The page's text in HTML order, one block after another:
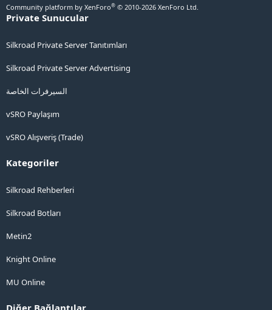
Community platform by XenForo® © 2010-2026 XenForo Ltd.
Private Sunucular
Silkroad Private Server Tanıtımları
Silkroad Private Server Advertising
السيرفرات الخاصة
vSRO Paylaşım
vSRO Alışveriş (Trade)
Kategoriler
Silkroad Rehberleri
Silkroad Botları
Metin2
Knight Online
MU Online
Diğer Bağlantılar